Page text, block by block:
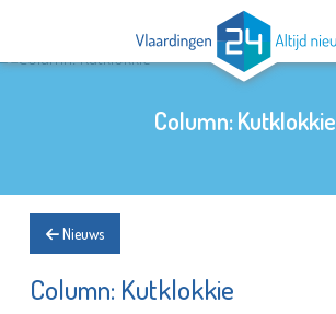
Column: Kutklokkie
Nieuws
Column: Kutklokkie